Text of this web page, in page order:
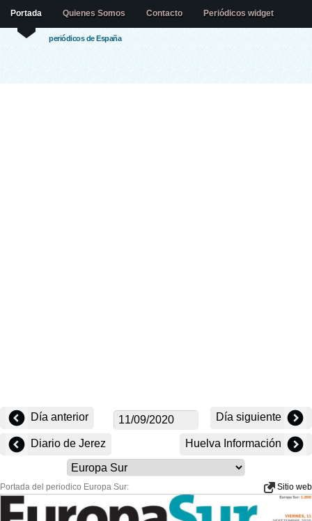
periódicos de España
Portada Quienes Somos Contacto Periódicos widget
Día anterior Día siguiente
Diario de Jerez Huelva Información
Portada del periodico Europa Sur: Sitio web